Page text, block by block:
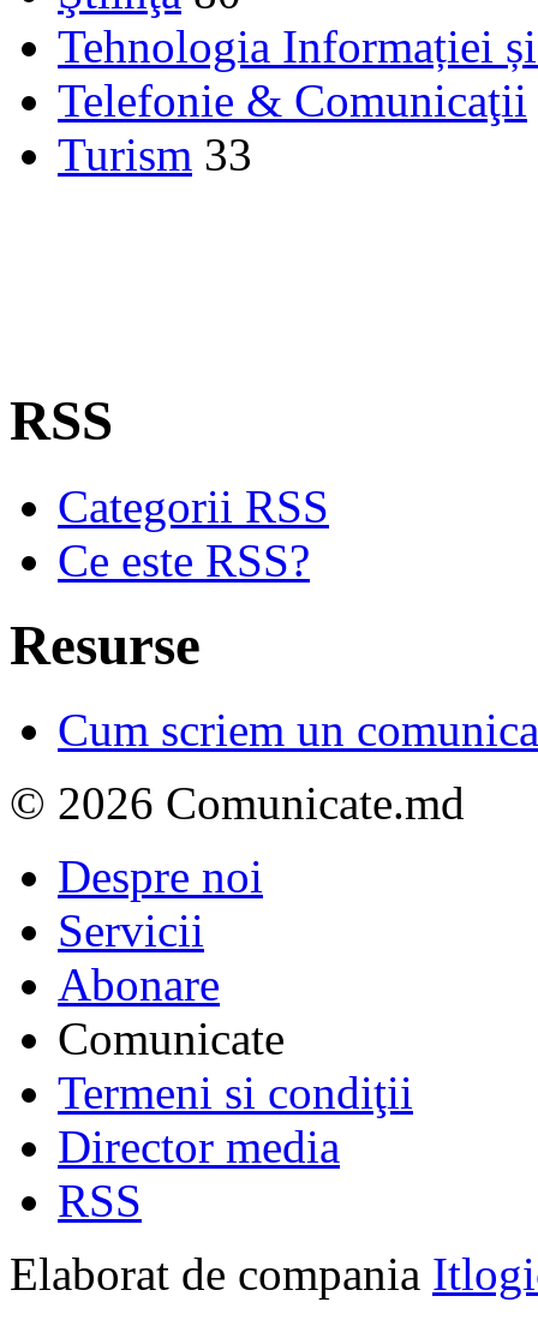
Tehnologia Informației
Telefonie & Comunicaţii
Turism 33
RSS
Categorii RSS
Ce este RSS?
Resurse
Cum scriem un
© 2026 Comunicate.md
Despre noi
Servicii
Abonare
Comunicate
Termeni si condiţii
Director media
RSS
Elaborat de compania